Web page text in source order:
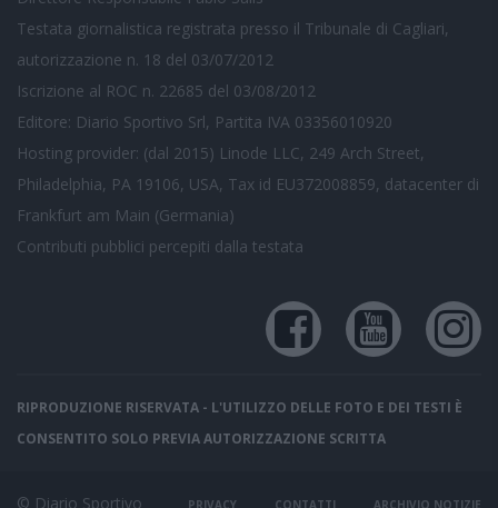
Testata giornalistica registrata presso il Tribunale di Cagliari,
autorizzazione n. 18 del 03/07/2012
Iscrizione al ROC n. 22685 del 03/08/2012
Editore: Diario Sportivo Srl, Partita IVA 03356010920
Hosting provider: (dal 2015) Linode LLC, 249 Arch Street,
Philadelphia, PA 19106, USA, Tax id EU372008859, datacenter di
Frankfurt am Main (Germania)
Contributi pubblici percepiti dalla testata
RIPRODUZIONE RISERVATA - L'UTILIZZO DELLE FOTO E DEI TESTI È
CONSENTITO SOLO PREVIA AUTORIZZAZIONE SCRITTA
© Diario Sportivo PRIVACY CONTATTI ARCHIVIO NOTIZIE